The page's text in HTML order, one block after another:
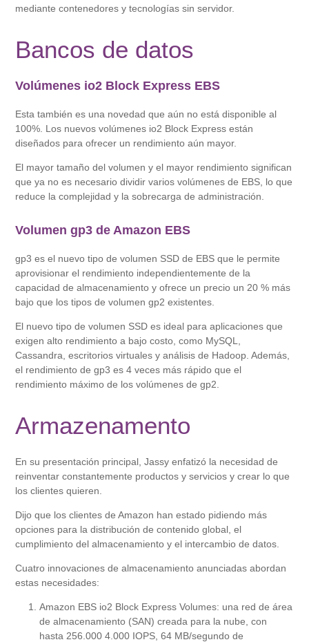
mediante contenedores y tecnologías sin servidor.
Bancos de datos
Volúmenes io2 Block Express EBS
Esta también es una novedad que aún no está disponible al
100%. Los nuevos volúmenes io2 Block Express están
diseñados para ofrecer un rendimiento aún mayor.
El mayor tamaño del volumen y el mayor rendimiento significan
que ya no es necesario dividir varios volúmenes de EBS, lo que
reduce la complejidad y la sobrecarga de administración.
Volumen gp3 de Amazon EBS
gp3 es el nuevo tipo de volumen SSD de EBS que le permite
aprovisionar el rendimiento independientemente de la
capacidad de almacenamiento y ofrece un precio un 20 % más
bajo que los tipos de volumen gp2 existentes.
El nuevo tipo de volumen SSD es ideal para aplicaciones que
exigen alto rendimiento a bajo costo, como MySQL,
Cassandra, escritorios virtuales y análisis de Hadoop. Además,
el rendimiento de gp3 es 4 veces más rápido que el
rendimiento máximo de los volúmenes de gp2.
Armazenamento
En su presentación principal, Jassy enfatizó la necesidad de
reinventar constantemente productos y servicios y crear lo que
los clientes quieren.
Dijo que los clientes de Amazon han estado pidiendo más
opciones para la distribución de contenido global, el
cumplimiento del almacenamiento y el intercambio de datos.
Cuatro innovaciones de almacenamiento anunciadas abordan
estas necesidades:
Amazon EBS io2 Block Express Volumes: una red de área
de almacenamiento (SAN) creada para la nube, con
hasta 256.000 4.000 IOPS, 64 MB/segundo de